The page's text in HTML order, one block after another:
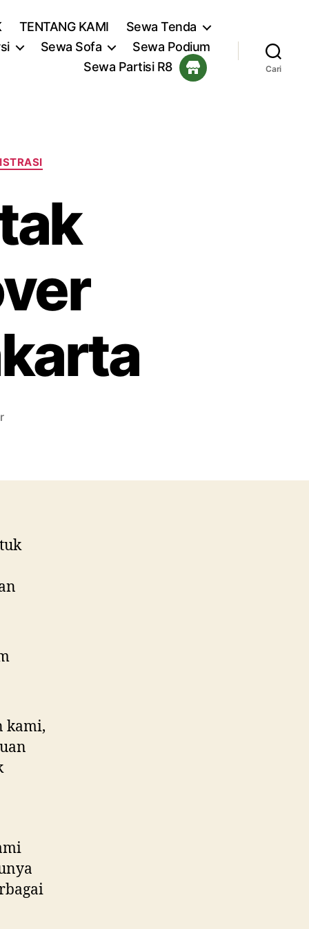
TENTANG KAMI
Sewa Tenda
Sewa Sofa
Sewa Podium
Sewa Partisi R8
Cari
pada
120×60
Hitam
kami,